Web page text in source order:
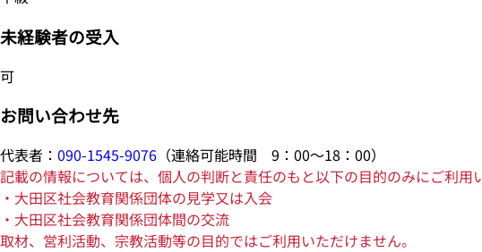
未経験者の受入
可
お問い合わせ先
代表者： 090-1545-9076 （連絡可能時間 9：00～18：00）
記載の情報については、個人の判断と責任のもと以下の目的のみにご利用
・大田区社会教育関係団体の見学又は入会
・大田区社会教育関係団体間の交流
取材、営利活動、宗教活動等の目的ではご利用いただけません。